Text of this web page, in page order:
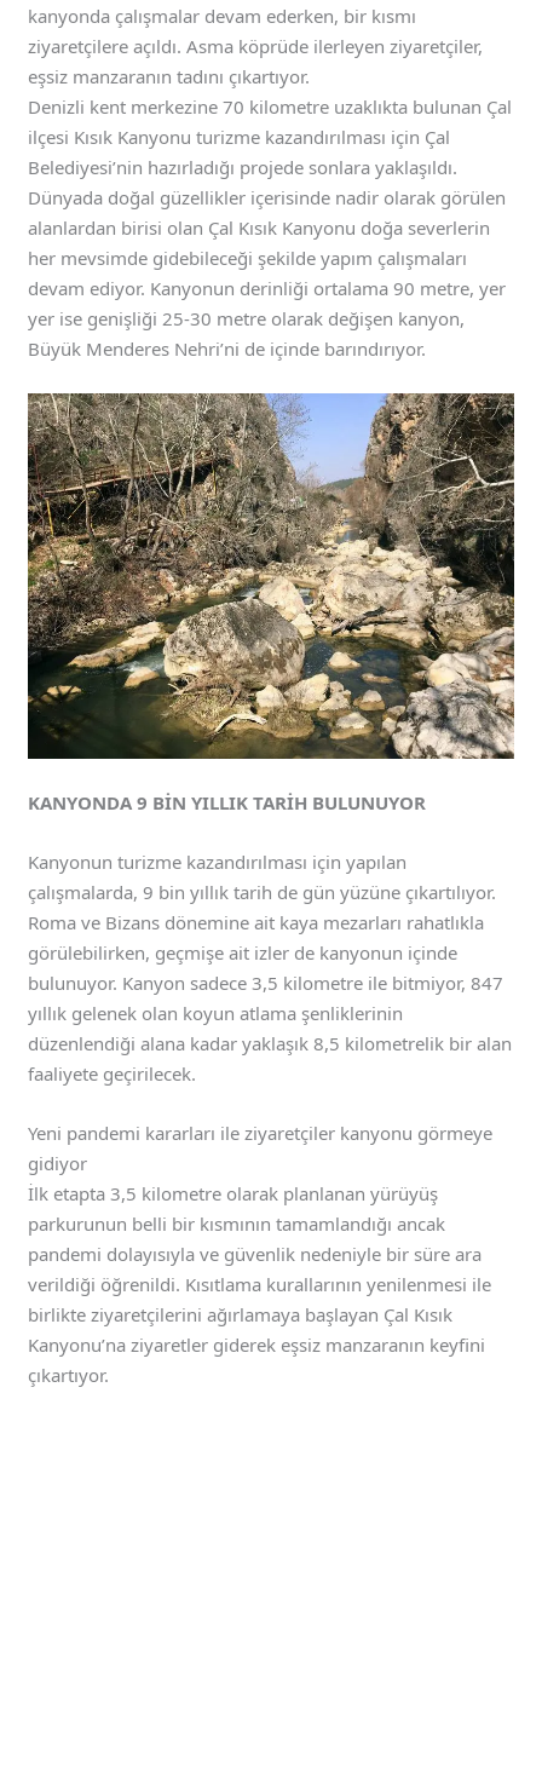
kanyonda çalışmalar devam ederken, bir kısmı
ziyaretçilere açıldı. Asma köprüde ilerleyen ziyaretçiler,
eşsiz manzaranın tadını çıkartıyor.
Denizli kent merkezine 70 kilometre uzaklıkta bulunan Çal
ilçesi Kısık Kanyonu turizme kazandırılması için Çal
Belediyesi’nin hazırladığı projede sonlara yaklaşıldı.
Dünyada doğal güzellikler içerisinde nadir olarak görülen
alanlardan birisi olan Çal Kısık Kanyonu doğa severlerin
her mevsimde gidebileceği şekilde yapım çalışmaları
devam ediyor. Kanyonun derinliği ortalama 90 metre, yer
yer ise genişliği 25-30 metre olarak değişen kanyon,
Büyük Menderes Nehri’ni de içinde barındırıyor.
KANYONDA 9 BİN YILLIK TARİH BULUNUYOR
Kanyonun turizme kazandırılması için yapılan
çalışmalarda, 9 bin yıllık tarih de gün yüzüne çıkartılıyor.
Roma ve Bizans dönemine ait kaya mezarları rahatlıkla
görülebilirken, geçmişe ait izler de kanyonun içinde
bulunuyor. Kanyon sadece 3,5 kilometre ile bitmiyor, 847
yıllık gelenek olan koyun atlama şenliklerinin
düzenlendiği alana kadar yaklaşık 8,5 kilometrelik bir alan
faaliyete geçirilecek.
Yeni pandemi kararları ile ziyaretçiler kanyonu görmeye
gidiyor
İlk etapta 3,5 kilometre olarak planlanan yürüyüş
parkurunun belli bir kısmının tamamlandığı ancak
pandemi dolayısıyla ve güvenlik nedeniyle bir süre ara
verildiği öğrenildi. Kısıtlama kurallarının yenilenmesi ile
birlikte ziyaretçilerini ağırlamaya başlayan Çal Kısık
Kanyonu’na ziyaretler giderek eşsiz manzaranın keyfini
çıkartıyor.